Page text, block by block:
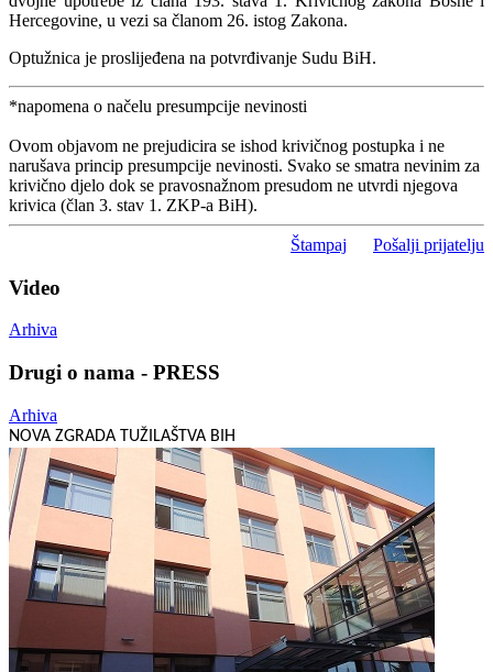
Hercegovine, u vezi sa članom 26. istog Zakona.
Optužnica je proslijeđena na potvrđivanje Sudu BiH.
*napomena o načelu presumpcije nevinosti
Ovom objavom ne prejudicira se ishod krivičnog postupka i ne
narušava princip presumpcije nevinosti. Svako se smatra nevinim za
krivično djelo dok se pravosnažnom presudom ne utvrdi njegova
krivica (član 3. stav 1. ZKP-a BiH).
Štampaj Pošalji prijatelju
Video
Arhiva
Drugi o nama - PRESS
Arhiva
NOVA ZGRADA TUŽILAŠTVA BIH